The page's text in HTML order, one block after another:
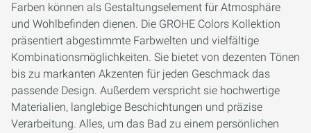
Farben können als Gestaltungselement für Atmosphäre
und Wohlbefinden dienen. Die GROHE Colors Kollektion
präsentiert abgestimmte Farbwelten und vielfältige
Kombinationsmöglichkeiten. Sie bietet von dezenten Tönen
bis zu markanten Akzenten für jeden Geschmack das
passende Design. Außerdem verspricht sie hochwertige
Materialien, langlebige Beschichtungen und präzise
Verarbeitung. Alles, um das Bad zu einem persönlichen